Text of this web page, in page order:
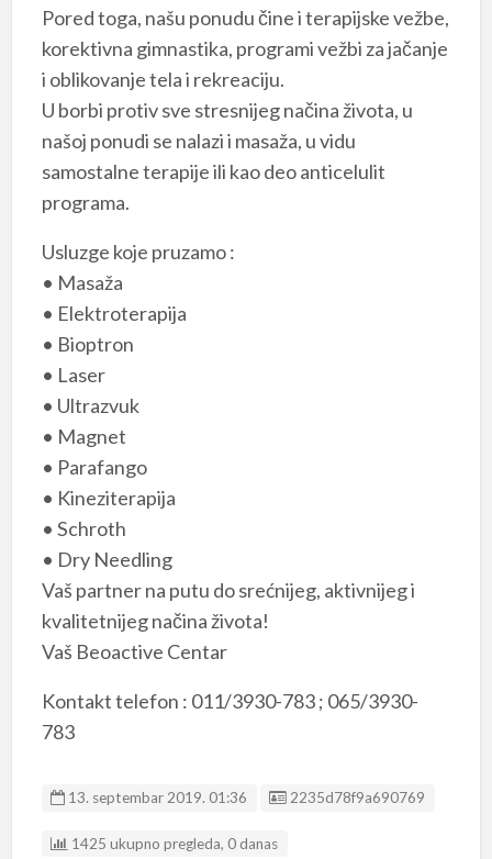
Pored toga, našu ponudu čine i terapijske vežbe,
korektivna gimnastika, programi vežbi za jačanje
i oblikovanje tela i rekreaciju.
U borbi protiv sve stresnijeg načina života, u
našoj ponudi se nalazi i masaža, u vidu
samostalne terapije ili kao deo anticelulit
programa.
Usluzge koje pruzamo :
• Masaža
• Elektroterapija
• Bioptron
• Laser
• Ultrazvuk
• Magnet
• Parafango
• Kineziterapija
• Schroth
• Dry Needling
Vaš partner na putu do srećnijeg, aktivnijeg i
kvalitetnijeg načina života!
Vaš Beoactive Centar
Kontakt telefon : 011/3930-783 ; 065/3930-
783
13. septembar 2019. 01:36 Listing ID
2235d78f9a690769
1425 ukupno pregleda, 0 danas